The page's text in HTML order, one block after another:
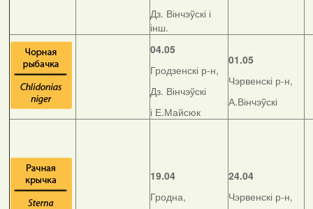
Дз. Вінчэўскі і
інш.
04.05
Гродзенскі р-н,
Дз. Вінчэўскі
і Е.Майсюк
01.05
Чэрвенскі р-н,
А.Вінчэўскі
19.04
Гродна,
24.04
Чэрвенскі р-н,